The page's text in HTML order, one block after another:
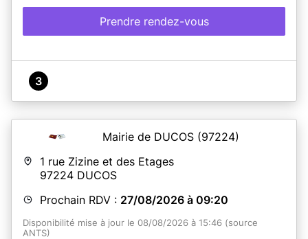
97200 Fort-de-France
Lundi à Vendredi : 7h15-12h30
Lundi et Mardi : 14h30 - 15h30
Dillon - Angle des rues Salvador Allende et Judes Turiaf
97200 Fort-de-France
Lundi au Vendredi : 08h15 - 13h
En savoir plus
Prendre rendez-vous
3
Mairie de DUCOS (97224)
1 rue Zizine et des Etages
97224 DUCOS
Prochain RDV : 27/08/2026 à 09:20
Disponibilité mise à jour le 08/08/2026 à 15:46 (source
ANTS)